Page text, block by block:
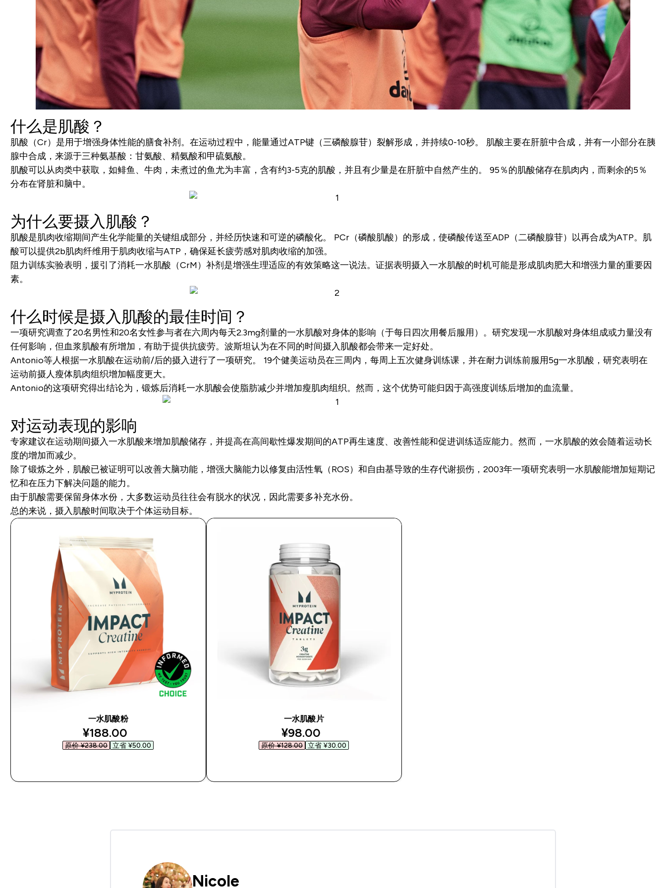
什么是肌酸？
肌酸（Cr）是用于增强身体性能的膳食补剂。在运动过程中，能量通过ATP键（三磷酸腺苷）裂解形成，并持续0-10秒。 肌酸主要在肝脏中合成，并有一小部分在胰
腺中合成，来源于三种氨基酸：甘氨酸、精氨酸和甲硫氨酸。
肌酸可以从肉类中获取，如鲱鱼、牛肉，未煮过的鱼尤为丰富，含有约3-5克的肌酸，并且有少量是在肝脏中自然产生的。 95％的肌酸储存在肌肉内，而剩余的5％
分布在肾脏和脑中。
为什么要摄入肌酸？
肌酸是肌肉收缩期间产生化学能量的关键组成部分，并经历快速和可逆的磷酸化。 PCr（磷酸肌酸）的形成，使磷酸传送至ADP（二磷酸腺苷）以再合成为ATP。肌
酸可以提供2b肌肉纤维用于肌肉收缩与ATP，确保延长疲劳感对肌肉收缩的加强。
阻力训练实验表明，援引了消耗一水肌酸（CrM）补剂是增强生理适应的有效策略这一说法。证据表明摄入一水肌酸的时机可能是形成肌肉肥大和增强力量的重要因
素。
什么时候是摄入肌酸的最佳时间？
一项研究调查了20名男性和20名女性参与者在六周内每天2.3mg剂量的一水肌酸对身体的影响（于每日四次用餐后服用）。研究发现一水肌酸对身体组成或力量没有
任何影响，但血浆肌酸有所增加，有助于提供抗疲劳。波斯坦认为在不同的时间摄入肌酸都会带来一定好处。
Antonio等人根据一水肌酸在运动前/后的摄入进行了一项研究。 19个健美运动员在三周内，每周上五次健身训练课，并在耐力训练前服用5g一水肌酸，研究表明在
运动前摄人瘦体肌肉组织增加幅度更大。
Antonio的这项研究得出结论为，锻炼后消耗一水肌酸会使脂肪减少并增加瘦肌肉组织。然而，这个优势可能归因于高强度训练后增加的血流量。
对运动表现的影响
专家建议在运动期间摄入一水肌酸来增加肌酸储存，并提高在高间歇性爆发期间的ATP再生速度、改善性能和促进训练适应能力。然而，一水肌酸的效会随着运动长
度的增加而减少。
除了锻炼之外，肌酸已被证明可以改善大脑功能，增强大脑能力以修复由活性氧（ROS）和自由基导致的生存代谢损伤，2003年一项研究表明一水肌酸能增加短期记
忆和在压力下解决问题的能力。
由于肌酸需要保留身体水份，大多数运动员往往会有脱水的状况，因此需要多补充水份。
总的来说，摄入肌酸时间取决于个体运动目标。
一水肌酸粉
discounted price
¥188.00‎
原价 ¥238.00‎ 立省 ¥50.00‎
一水肌酸片
discounted price
¥98.00‎
原价 ¥128.00‎ 立省 ¥30.00‎
Nicole